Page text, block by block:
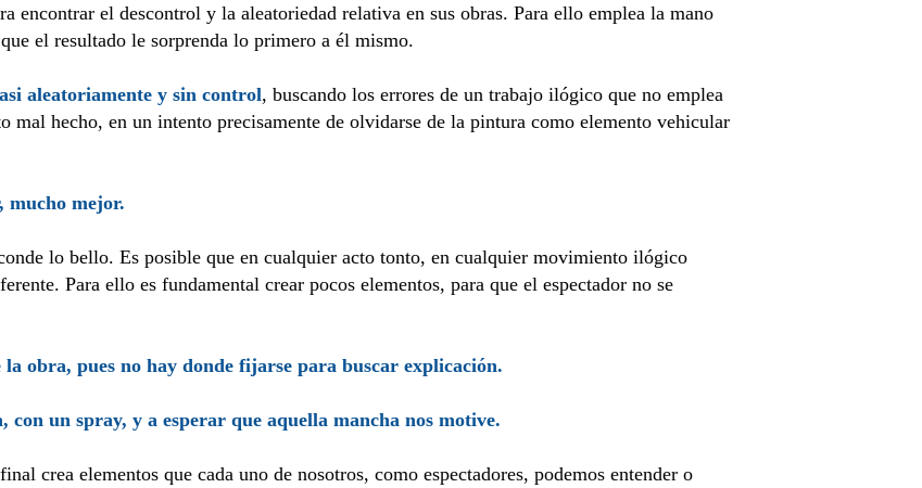
encontrar el descontrol y la aleatoriedad relativa en sus obras. Para ello emplea la mano
el resultado le sorprenda lo primero a él mismo.
aleatoriamente y sin control, buscando los errores de un trabajo ilógico que no emplea
mal hecho, en un intento precisamente de olvidarse de la pintura como elemento vehicular
mucho mejor.
lo bello. Es posible que en cualquier acto tonto, en cualquier movimiento ilógico
Para ello es fundamental crear pocos elementos, para que el espectador no se
obra, pues no hay donde fijarse para buscar explicación.
con un spray, y a esperar que aquella mancha nos motive.
crea elementos que cada uno de nosotros, como espectadores, podemos entender o